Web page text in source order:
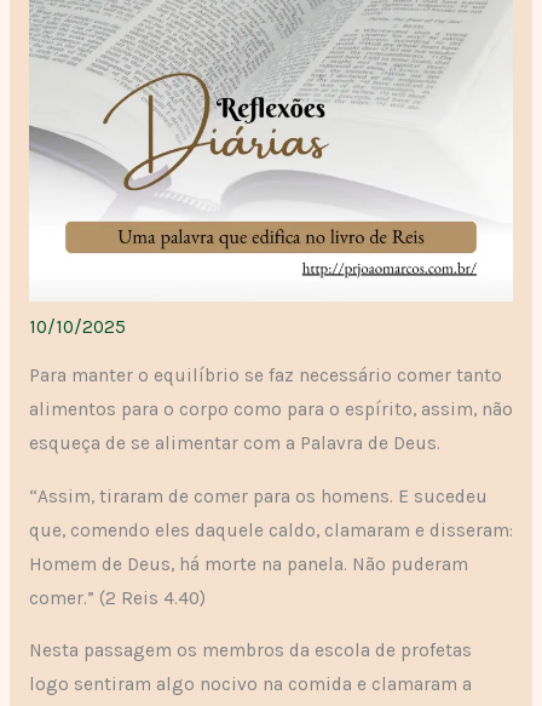
10/10/2025
Para manter o equilíbrio se faz necessário comer tanto
alimentos para o corpo como para o espírito, assim, não
esqueça de se alimentar com a Palavra de Deus.
“Assim, tiraram de comer para os homens. E sucedeu
que, comendo eles daquele caldo, clamaram e disseram:
Homem de Deus, há morte na panela. Não puderam
comer.” (2 Reis 4.40)
Nesta passagem os membros da escola de profetas
logo sentiram algo nocivo na comida e clamaram a